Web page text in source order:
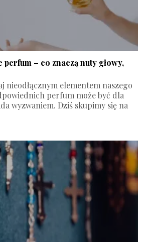
perfum – co znaczą nuty głowy,
nieodłącznym elementem naszego
perfum może być dla
wyzwaniem. Dziś skupimy się na